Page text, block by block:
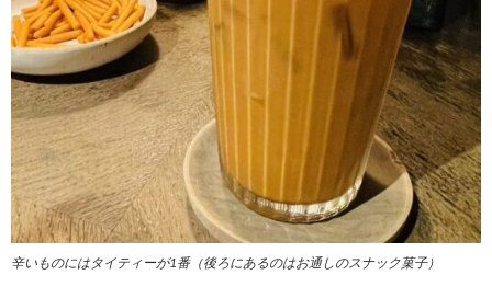
辛いものにはタイティーが1番（後ろにあるのはお通しのスナック菓子）